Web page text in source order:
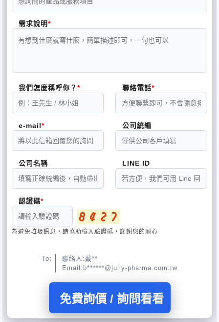
需求說明
我們怎麼稱呼你？ 聯絡電話
e-mail 公司統編
公司名稱 LINE ID
認證碼
為避免垃圾訊息，請協助輸入驗證碼，謝謝您的耐心
To:
聯絡人:戴**
Email:b******@juily-pharma.com.tw
免費詢價 / 詢問看看